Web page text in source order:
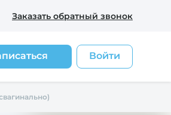
Заказать обратный звонок
Войти